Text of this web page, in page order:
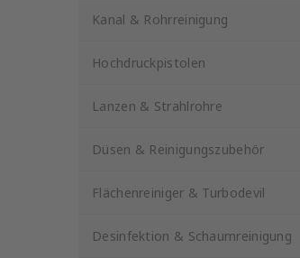
Kanal & Rohrreinigung
Hochdruckpistolen
Lanzen & Strahlrohre
Düsen & Reinigungszubehör
Flächenreiniger & Turbodevil
Desinfektion & Schaumreinigung